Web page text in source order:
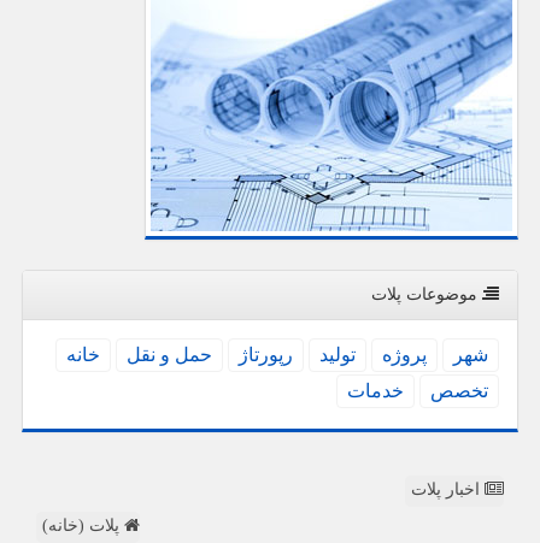
موضوعات پلات
شهر پروژه تولید رپورتاژ حمل و نقل
خانه
تخصص
خدمات
اخبار پلات
پلات (خانه)